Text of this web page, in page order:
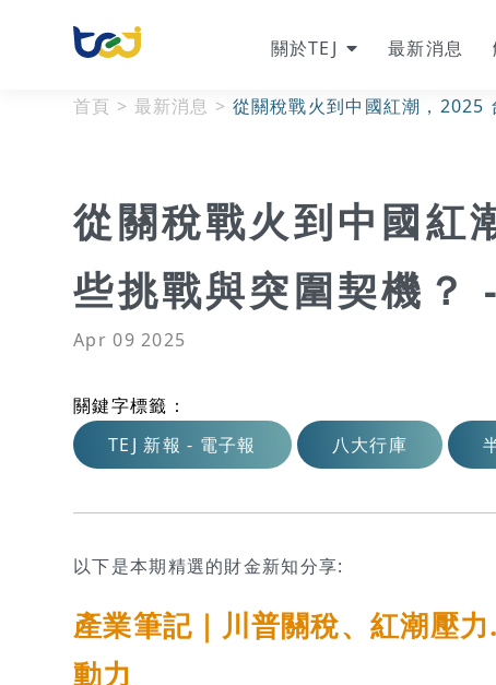
關於TEJ 最新消息
首頁 > 最新消息 > 從關稅戰火到中國紅潮，2025
從關稅戰火到中國紅
些挑戰與突圍契機？
Apr 09 2025
關鍵字標籤：
TEJ 新報 - 電子報
八大行庫
以下是本期精選的財金新知分享:
產業筆記｜川普關稅、紅潮壓
動力